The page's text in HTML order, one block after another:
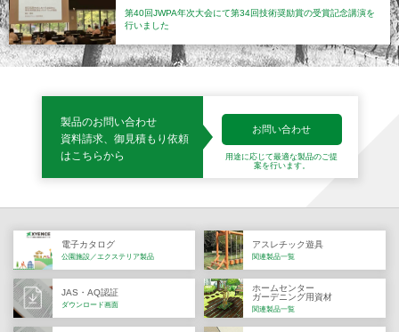
第40回JWPA年次大会にて第34回技術奨励賞の受賞記念講演を
行いました
製品のお問い合わせ
資料請求、御見積もり依頼
はこちらから
お問い合わせ
用途に応じて最適な製品のご提
案を行います。
電子カタログ
公園施設／エクステリア製品
アスレチック遊具
関連製品一覧
JAS・AQ認証
ダウンロード画面
ホームセンター
ガーデニング用資材
関連製品一覧